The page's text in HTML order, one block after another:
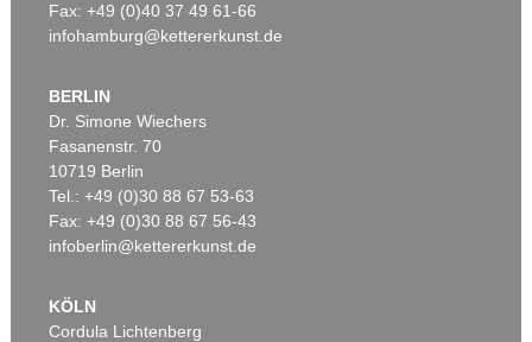
Fax: +49 (0)40 37 49 61-66
infohamburg@kettererkunst.de
BERLIN
Dr. Simone Wiechers
Fasanenstr. 70
10719 Berlin
Tel.: +49 (0)30 88 67 53-63
Fax: +49 (0)30 88 67 56-43
infoberlin@kettererkunst.de
KÖLN
Cordula Lichtenberg